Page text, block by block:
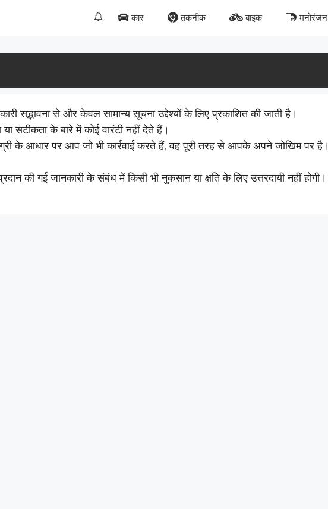
कार तकनीक बाइक मनोरंजन
सद्भावना से और केवल सामान्य सूचना उद्देश्यों के लिए प्रकाशित की जाती है।
या सटीकता के बारे में कोई वारंटी नहीं देते हैं।
के आधार पर आप जो भी कार्रवाई करते हैं, वह पूरी तरह से आपके अपने जोखिम पर है।
की गई जानकारी के संबंध में किसी भी नुकसान या क्षति के लिए उत्तरदायी नहीं होगी।